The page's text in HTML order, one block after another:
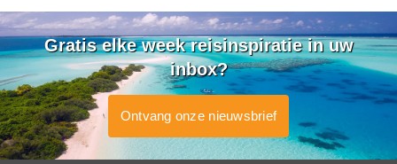
Gratis elke week reisinspiratie in uw
inbox?
Ontvang onze nieuwsbrief